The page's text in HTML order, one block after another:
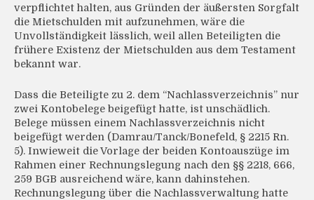
verpflichtet halten, aus Gründen der äußersten Sorgfalt
die Mietschulden mit aufzunehmen, wäre die
Unvollständigkeit lässlich, weil allen Beteiligten die
frühere Existenz der Mietschulden aus dem Testament
bekannt war.
Dass die Beteiligte zu 2. dem “Nachlassverzeichnis” nur
zwei Kontobelege beigefügt hatte, ist unschädlich.
Belege müssen einem Nachlassverzeichnis nicht
beigefügt werden (Damrau/Tanck/Bonefeld, § 2215 Rn.
5). Inwieweit die Vorlage der beiden Kontoauszüge im
Rahmen einer Rechnungslegung nach den §§ 2218, 666,
259 BGB ausreichend wäre, kann dahinstehen.
Rechnungslegung über die Nachlassverwaltung hatte